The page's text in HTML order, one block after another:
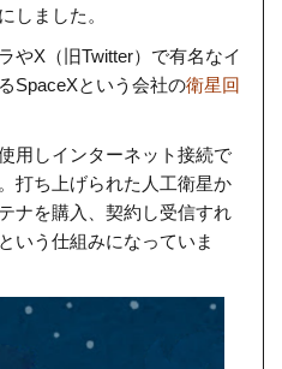
しました。
やX（旧Twitter）で有名なイ
SpaceXという会社の衛星回
用しインターネット接続で
打ち上げられた人工衛星か
ナを購入、契約し受信すれ
いう仕組みになっていま